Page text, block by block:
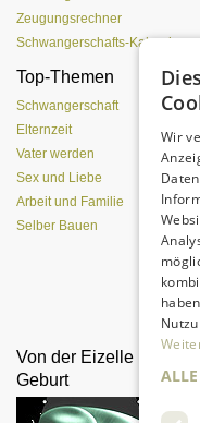
Zeugungsrechner
Schwangerschafts-Kalender
Top-Themen
Schwangerschaft
Elternzeit
Vater werden
Sex und Liebe
Arbeit und Familie
Selber Bauen
Von der Eizelle bis zur
Geburt
Wir